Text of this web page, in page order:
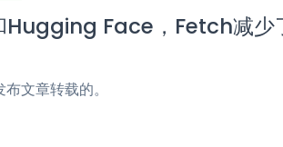
e
Face，Fetch减少
文章转载的。